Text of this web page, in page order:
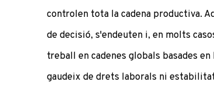
controlen tota la cadena productiva.
de decisió, s'endeuten i, en molts
treball en cadenes globals basades
gaudeix de drets laborals ni